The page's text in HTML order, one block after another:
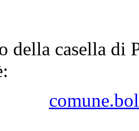
della casella di